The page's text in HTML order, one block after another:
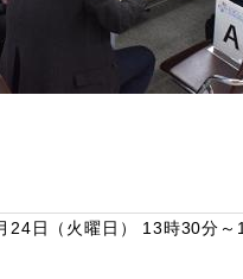
24日（火曜日） 13時30分～